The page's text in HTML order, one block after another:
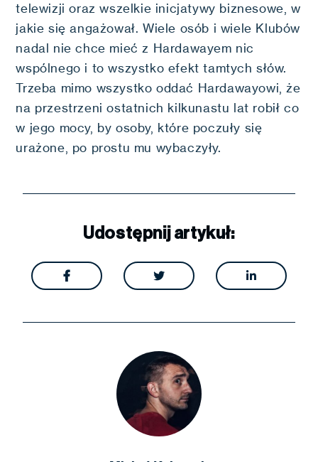
telewizji oraz wszelkie inicjatywy biznesowe, w
jakie się angażował. Wiele osób i wiele Klubów
nadal nie chce mieć z Hardawayem nic
wspólnego i to wszystko efekt tamtych słów.
Trzeba mimo wszystko oddać Hardawayowi, że
na przestrzeni ostatnich kilkunastu lat robił co
w jego mocy, by osoby, które poczuły się
urażone, po prostu mu wybaczyły.
Udostępnij artykuł:
  